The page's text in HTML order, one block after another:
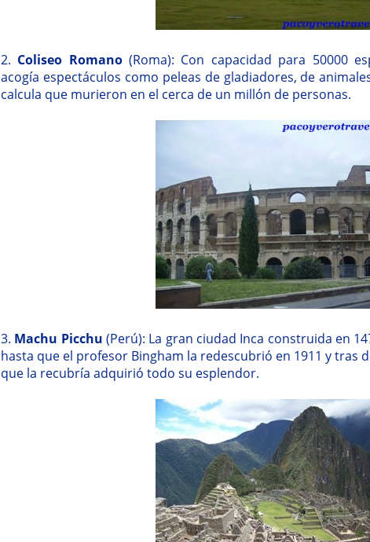
2. Coliseo Romano(Roma): Con capacidad para 50000
acogía espectáculos como peleas de gladiadores, de
calcula que murieron en el cerca de un millón de personas.
3. Machu Picchu (Perú): La gran ciudad Inca construida en
hasta que el profesor Bingham la redescubrió en 1911 y tras
que la recubría adquirió todo su esplendor.